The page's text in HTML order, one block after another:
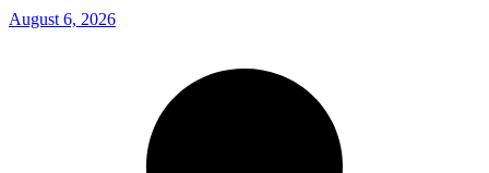
August 6, 2026